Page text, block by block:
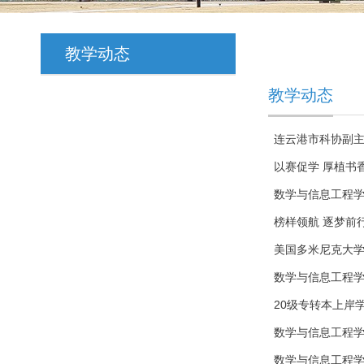
教学动态
教学动态
连云港市科协副
以赛促学 厚植书
数学与信息工程
榜样领航 逐梦前
美国多米尼克大
数学与信息工程
20级专转本上岸
数学与信息工程
数学与信息工程